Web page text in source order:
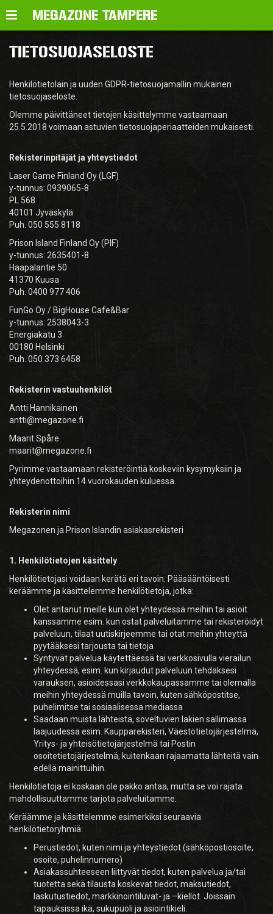
Valikko
MEGAZONE TAMPERE
TIETOSUOJASELOSTE
Henkilötietolain ja uuden GDPR-tietosuojamallin mukainen
tietosuojaseloste.
Olemme päivittäneet tietojen käsittelymme vastaamaan
25.5.2018 voimaan astuvien tietosuojaperiaatteiden mukaisesti.
Rekisterinpitäjät ja yhteystiedot
Laser Game Finland Oy (LGF)
y-tunnus: 0939065-8
PL 568
40101 Jyväskylä
Puh. 050 555 8118
Prison Island Finland Oy (PIF)
y-tunnus: 2635401-8
Haapalantie 50
41370 Kuusa
Puh. 0400 977 406
FunGo Oy / BigHouse Cafe&Bar
y-tunnus: 2538043-3
Energiakatu 3
00180 Helsinki
Puh. 050 373 6458
Rekisterin vastuuhenkilöt
Antti Hannikainen
antti@megazone.fi
Maarit Spåre
maarit@megazone.fi
Pyrimme vastaamaan rekisteröintiä koskeviin kysymyksiin ja
yhteydenottoihin 14 vuorokauden kuluessa.
Rekisterin nimi
Megazonen ja Prison Islandin asiakasrekisteri
1. Henkilötietojen käsittely
Henkilötietojasi voidaan kerätä eri tavoin. Pääsääntöisesti
keräämme ja käsittelemme henkilötietoja, jotka:
Olet antanut meille kun olet yhteydessä meihin tai asioit
kanssamme esim. kun ostat palveluitamme tai rekisteröidyt
palveluun, tilaat uutiskirjeemme tai otat meihin yhteyttä
pyytääksesi tarjousta tai tietoja
Syntyvät palvelua käytettäessä tai verkkosivulla vierailun
yhteydessä, esim. kun kirjaudut palveluun tehdäksesi
varauksen, asioidessasi verkkokaupassamme tai olemalla
meihin yhteydessä muilla tavoin, kuten sähköpostitse,
puhelimitse tai sosiaalisessa mediassa
Saadaan muista lähteistä, soveltuvien lakien sallimassa
laajuudessa esim. Kaupparekisteri, Väestötietojärjestelmä,
Yritys- ja yhteisötietojärjestelmä tai Postin
osoitetietojärjestelmä, kuitenkaan rajaamatta lähteitä vain
edellä mainittuihin.
Henkilötietoja ei koskaan ole pakko antaa, mutta se voi rajata
mahdollisuuttamme tarjota palveluitamme.
Keräämme ja käsittelemme esimerkiksi seuraavia
henkilötietoryhmiä:
Perustiedot, kuten nimi ja yhteystiedot (sähköpostiosoite,
osoite, puhelinnumero)
Asiakassuhteeseen liittyvät tiedot, kuten palvelua ja/tai
tuotetta sekä tilausta koskevat tiedot, maksutiedot,
laskutustiedot, markkinointiluvat- ja –kiellot. Joissain
tapauksissa ikä, sukupuoli ja asiointikieli.